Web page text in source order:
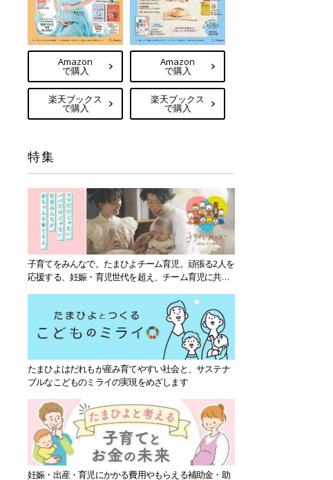
Amazon
で購入
楽天ブックス
で購入
Amazon
で購入
楽天ブックス
で購入
特集
子育てをみんなで。たまひよチーム育児。頑張る2人を
応援する、妊娠・育児世代を超え、チーム育児に共感
たまひよはだれもが産み育てやすい社会と、サステナ
ブルなこどものミライの実現をめざします
妊娠・出産・育児にかかる費用やもらえる補助金・助